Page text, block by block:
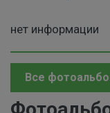
нет информации
Все